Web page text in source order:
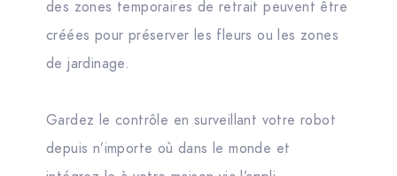
des zones temporaires de retrait peuvent être
créées pour préserver les fleurs ou les zones
de jardinage.
Gardez le contrôle en surveillant votre robot
depuis n’importe où dans le monde et